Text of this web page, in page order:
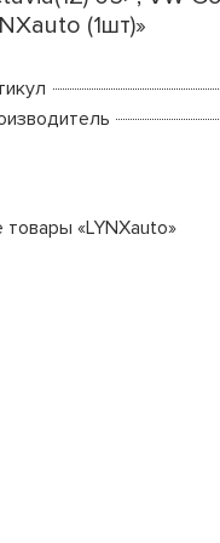
(1шт)»
товары «LYNXauto»